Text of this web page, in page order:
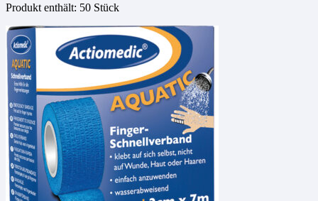
Produkt enthält: 50 Stück